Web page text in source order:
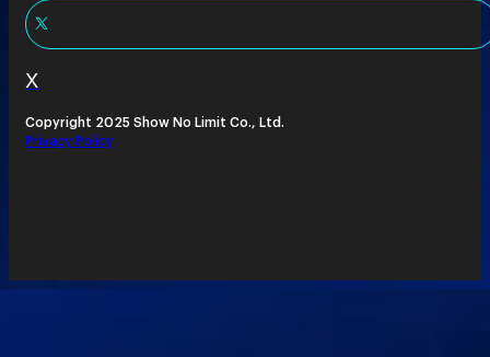
X
Copyright 2025 Show No Limit Co., Ltd.
Privacy Policy